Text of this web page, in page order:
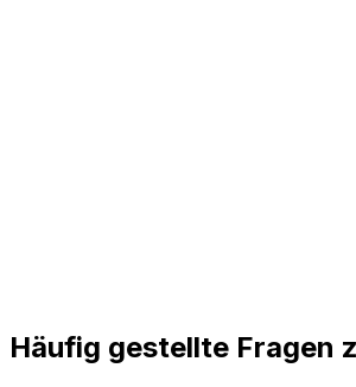
Häufig gestellte Fragen